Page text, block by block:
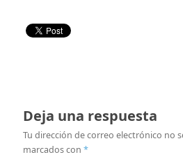
Deja una respuesta
Tu dirección de correo electrónico no
marcados con *